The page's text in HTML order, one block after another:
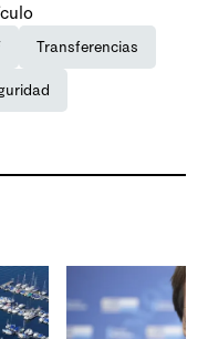
Transferencias